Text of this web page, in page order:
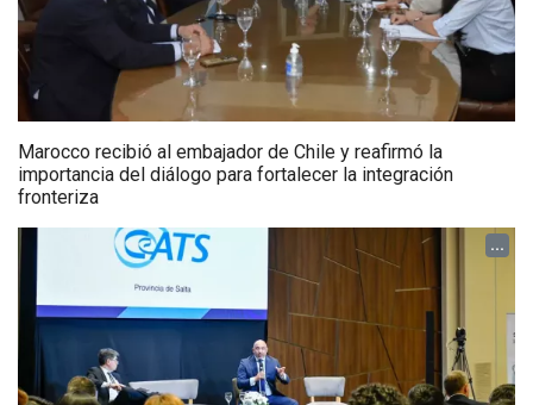
Marocco recibió al embajador de Chile y reafirmó la
importancia del diálogo para fortalecer la integración
fronteriza
...